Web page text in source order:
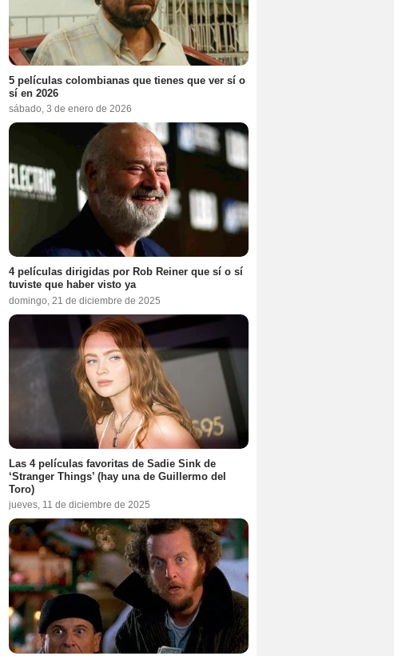
5 películas colombianas que tienes que ver sí o
sí en 2026
sábado, 3 de enero de 2026
4 películas dirigidas por Rob Reiner que sí o sí
tuviste que haber visto ya
domingo, 21 de diciembre de 2025
Las 4 películas favoritas de Sadie Sink de
‘Stranger Things’ (hay una de Guillermo del
Toro)
jueves, 11 de diciembre de 2025